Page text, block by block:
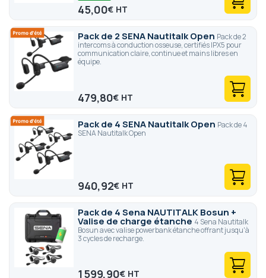
45,00€
Pack de 2 SENA Nautitalk Open Pack de 2
intercoms à conduction osseuse, certifiés IPX5 pour
communication claire, continue et mains libres en
équipe.
479,80€
Pack de 4 SENA Nautitalk Open Pack de 4
SENA Nautitalk Open
940,92€
Pack de 4 Sena NAUTITALK Bosun +
Valise de charge étanche 4 Sena Nautitalk
Bosun avec valise powerbank étanche offrant jusqu'à
3 cycles de recharge.
1 599,90€